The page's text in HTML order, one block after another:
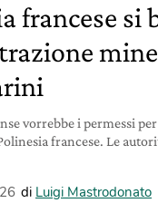
francese si
vorrebbe i permessi
francese. Le
di Luigi Mastrodonato